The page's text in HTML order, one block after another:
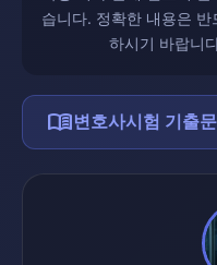
습니다. 정확한 내용은
하시기 바랍니
menu_book변호사시험 기출